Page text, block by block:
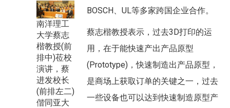
南洋理工
大学蔡志
楷教授(前
排中)莅校
演讲，蔡
进发校长
(前排左二)
偕同亚大
BOSCH、UL等多家跨国企业合作。
蔡志楷教授表示，过去3D打印的运
用，在于能快速产出产品原型
(Prototype)，快速制造出产品原型，
是商场上获取订单的关键之一，过去
一些设备也可以达到快速制造原型产